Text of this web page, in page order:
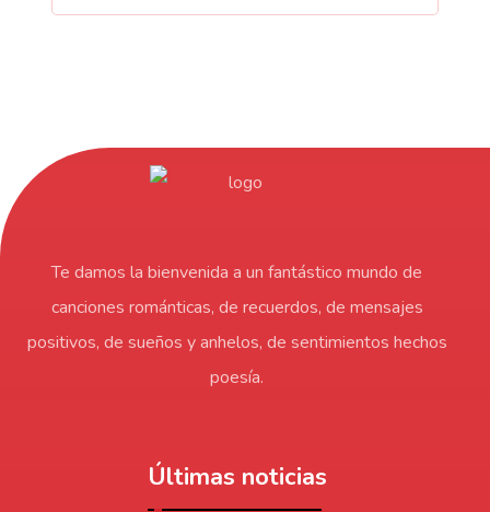
Te damos la bienvenida a un fantástico mundo de
canciones románticas, de recuerdos, de mensajes
positivos, de sueños y anhelos, de sentimientos hechos
poesía.
Últimas noticias